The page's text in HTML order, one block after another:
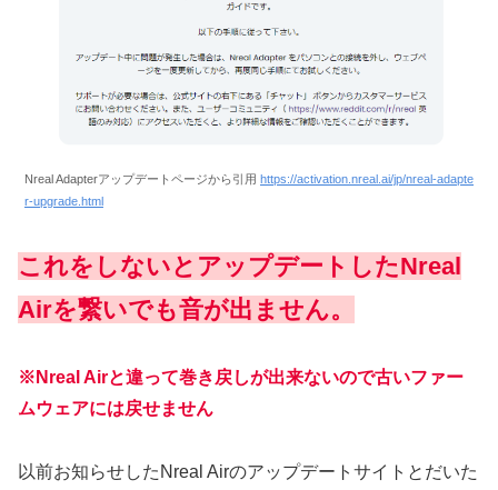
Nreal Adapterアップデートページから引用 https://activation.nreal.ai/jp/nreal-adapte
r-upgrade.html
これをしないとアップデートしたNreal
Airを繋いでも音が出ません。
※Nreal Airと違って巻き戻しが出来ないので古いファー
ムウェアには戻せません
以前お知らせしたNreal Airのアップデートサイトとだいた